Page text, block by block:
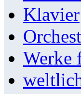
Klavier
Werke